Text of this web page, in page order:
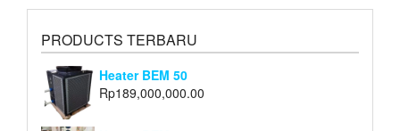
PRODUCTS TERBARU
Heater BEM 50
Rp189,000,000.00